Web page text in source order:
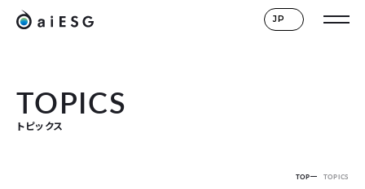
JP
TOPICS
トピックス
TOP TOPICS